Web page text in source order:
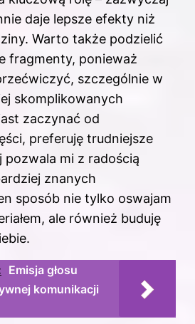
daje lepsze efekty niż
Warto także podzielić
fragmenty, ponieważ
szczególnie w
skomplikowanych
zaczynać od
preferuję trudniejsze
pozwala mi z radością
znanych
sposób nie tylko oswajam
ale również buduję
Emisja głosu
komunikacji